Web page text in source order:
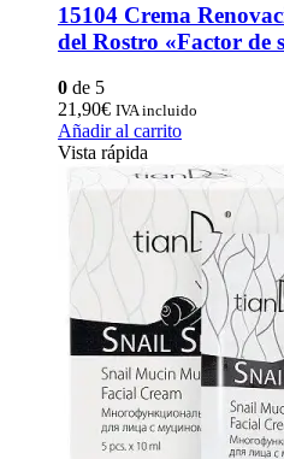
15104 Crema
del Rostro «Factor de
0 de 5
21,90€ IVA incluido
Añadir al carrito
Vista rápida